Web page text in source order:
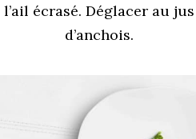
l’ail écrasé. Déglacer au jus
d’anchois.